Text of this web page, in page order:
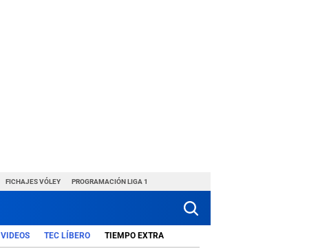
FICHAJES VÓLEY PROGRAMACIÓN LIGA 1
VIDEOS TEC LÍBERO TIEMPO EXTRA